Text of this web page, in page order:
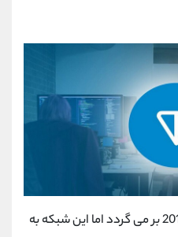
به سال 2018 بر می گردد اما این شبکه به